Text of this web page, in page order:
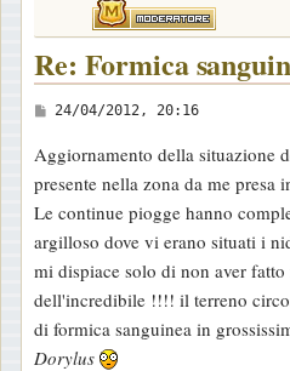
Re: Formica
M
s
s
a
g
g
i
o
24/04/2012, 20:16
Aggiornamento della situazione
presente nella zona da me presa
Le continue piogge hanno
argilloso dove vi erano situati i
mi dispiace solo di non aver fatto
dell'incredibile !!!! il terreno
di formica sanguinea in
Dorylus